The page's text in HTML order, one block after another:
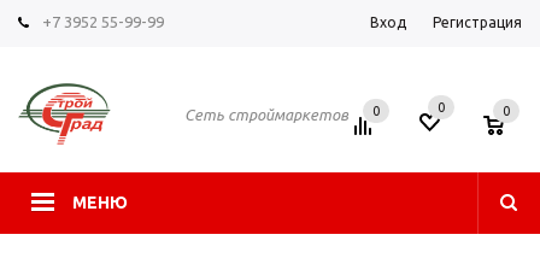
+7 3952 55-99-99 Вход Регистрация
Сеть строймаркетов
МЕНЮ
0 0 0